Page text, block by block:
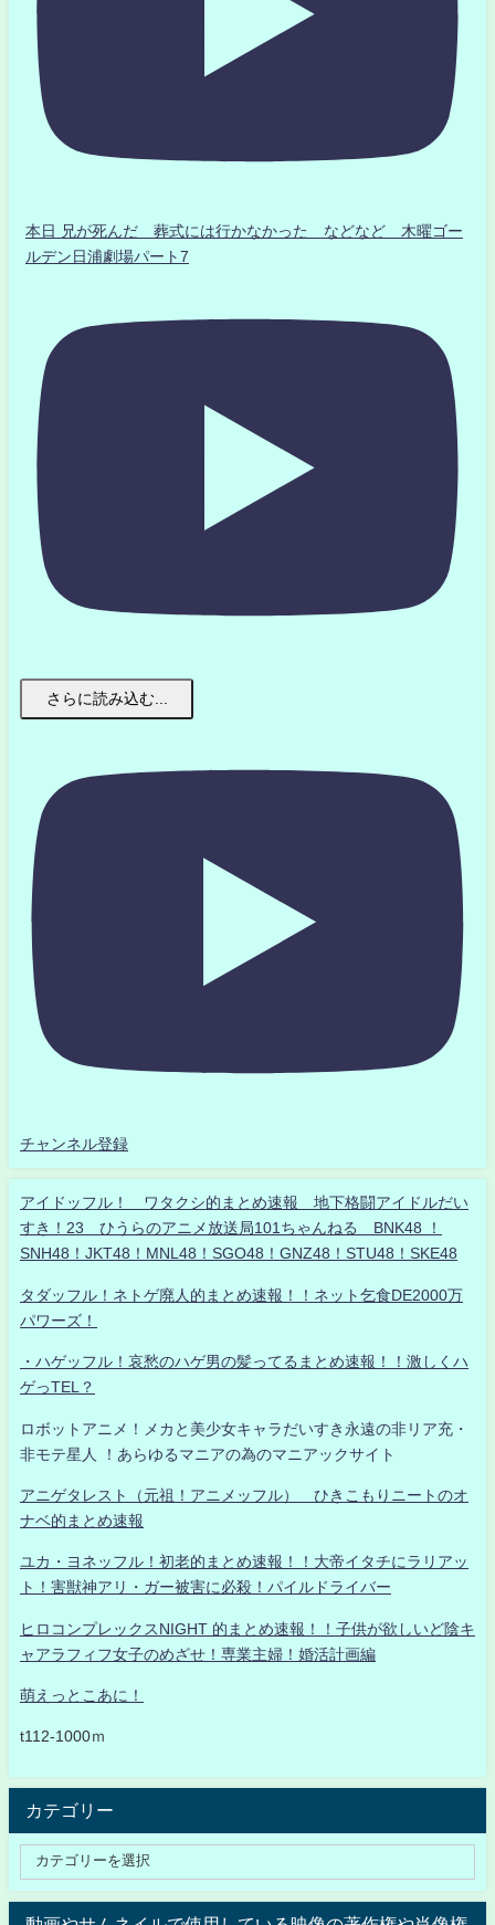
本日 兄が死んだ 葬式には行かなかった などなど 木曜ゴー
ルデン日浦劇場パート7
さらに読み込む...
チャンネル登録
アイドッフル！ ワタクシ的まとめ速報 地下格闘アイドルだい
すき！23 ひうらのアニメ放送局101ちゃんねる BNK48 ！
SNH48！JKT48！MNL48！SGO48！GNZ48！STU48！SKE48
タダッフル！ネトゲ廃人的まとめ速報！！ネット乞食DE2000万
パワーズ！
・ハゲッフル！哀愁のハゲ男の髪ってるまとめ速報！！激しくハ
ゲっTEL？
ロボットアニメ！メカと美少女キャラだいすき永遠の非リア充・
非モテ星人 ！あらゆるマニアの為のマニアックサイト
アニゲタレスト（元祖！アニメッフル） ひきこもりニートのオ
ナベ的まとめ速報
ユカ・ヨネッフル！初老的まとめ速報！！大帝イタチにラリアッ
ト！害獣神アリ・ガー被害に必殺！パイルドライバー
ヒロコンプレックスNIGHT 的まとめ速報！！子供が欲しいど陰キ
ャアラフィフ女子のめざせ！専業主婦！婚活計画編
萌えっとこあに！
t112-1000ｍ
カテゴリー